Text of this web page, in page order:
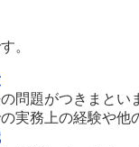
。
問題がつきまと
実務上の経験や